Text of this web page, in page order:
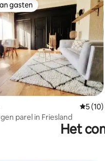
gasten
gasten
5 (10)
parel in Friesland
Het